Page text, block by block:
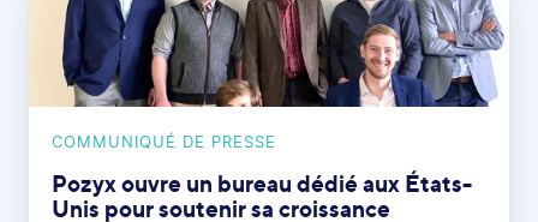
COMMUNIQUÉ DE PRESSE
Pozyx ouvre un bureau dédié aux États-
Unis pour soutenir sa croissance